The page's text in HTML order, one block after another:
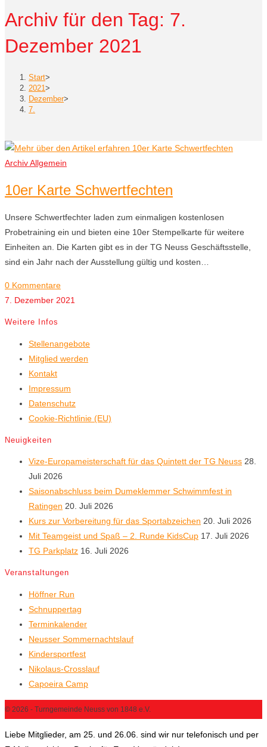
Archiv für den Tag: 7.
Dezember 2021
Start>
2021 >
Dezember>
7.
Archiv Allgemein
10er Karte Schwertfechten
Unsere Schwertfechter laden zum einmaligen kostenlosen
Probetraining ein und bieten eine 10er Stempelkarte für weitere
Einheiten an. Die Karten gibt es in der TG Neuss Geschäftsstelle,
sind ein Jahr nach der Ausstellung gültig und kosten…
0 Kommentare
7. Dezember 2021
Weitere Infos
Stellenangebote
Mitglied werden
Kontakt
Impressum
Datenschutz
Cookie-Richtlinie (EU)
Neuigkeiten
Vize-Europameisterschaft für das Quintett der TG Neuss 28.
Juli 2026
Saisonabschluss beim Dumeklemmer Schwimmfest in
Ratingen 20. Juli 2026
Kurs zur Vorbereitung für das Sportabzeichen 20. Juli 2026
Mit Teamgeist und Spaß – 2. Runde KidsCup 17. Juli 2026
TG Parkplatz 16. Juli 2026
Veranstaltungen
Höffner Run
Schnuppertag
Terminkalender
Neusser Sommernachtslauf
Kindersportfest
Nikolaus-Crosslauf
Capoeira Camp
© 2026 - Turngemeinde Neuss von 1848 e.V.
Liebe Mitglieder, am 25. und 26.06. sind wir nur telefonisch und per